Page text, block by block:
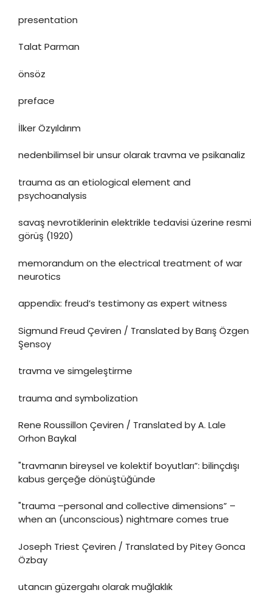
presentation
Talat Parman
önsöz
preface
İlker Özyıldırım
nedenbilimsel bir unsur olarak travma ve psikanaliz
trauma as an etiological element and
psychoanalysis
savaş nevrotiklerinin elektrikle tedavisi üzerine resmi
görüş (1920)
memorandum on the electrical treatment of war
neurotics
appendix: freud’s testimony as expert witness
Sigmund Freud Çeviren / Translated by Barış Özgen
Şensoy
travma ve simgeleştirme
trauma and symbolization
Rene Roussillon Çeviren / Translated by A. Lale
Orhon Baykal
"travmanın bireysel ve kolektif boyutları”: bilinçdışı
kabus gerçeğe dönüştüğünde
"trauma –personal and collective dimensions” –
when an (unconscious) nightmare comes true
Joseph Triest Çeviren / Translated by Pitey Gonca
Özbay
utancın güzergahı olarak muğlaklık